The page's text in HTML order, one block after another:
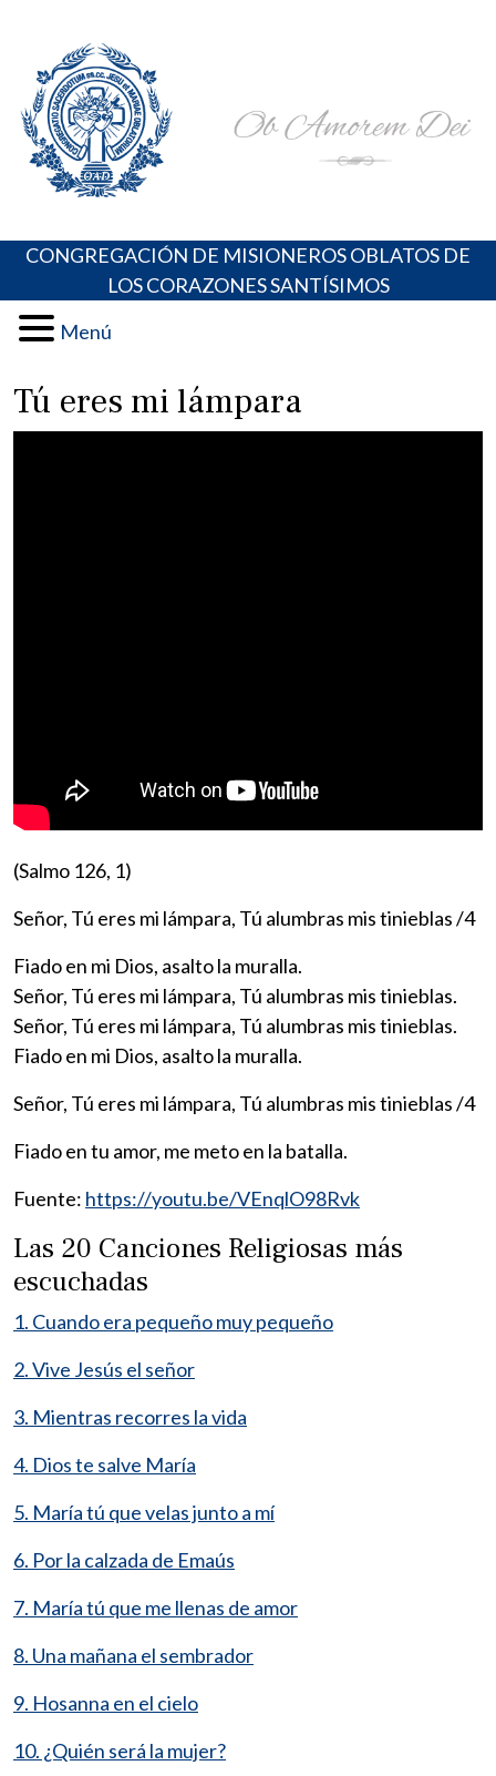
content
Portal de los Padres Oblatos. Advocaciones Marianas,
Oraciones, Música religiosa y más
CONGREGACIÓN DE MISIONEROS OBLATOS DE
LOS CORAZONES SANTÍSIMOS
Menú
Tú eres mi lámpara
(Salmo 126, 1)
Señor, Tú eres mi lámpara, Tú alumbras mis tinieblas /4
Fiado en mi Dios, asalto la muralla.
Señor, Tú eres mi lámpara, Tú alumbras mis tinieblas.
Señor, Tú eres mi lámpara, Tú alumbras mis tinieblas.
Fiado en mi Dios, asalto la muralla.
Señor, Tú eres mi lámpara, Tú alumbras mis tinieblas /4
Fiado en tu amor, me meto en la batalla.
Fuente: https://youtu.be/VEnqlO98Rvk
Las 20 Canciones Religiosas más
escuchadas
1. Cuando era pequeño muy pequeño
2. Vive Jesús el señor
3. Mientras recorres la vida
4. Dios te salve María
5. María tú que velas junto a mí
6. Por la calzada de Emaús
7. María tú que me llenas de amor
8. Una mañana el sembrador
9. Hosanna en el cielo
10. ¿Quién será la mujer?